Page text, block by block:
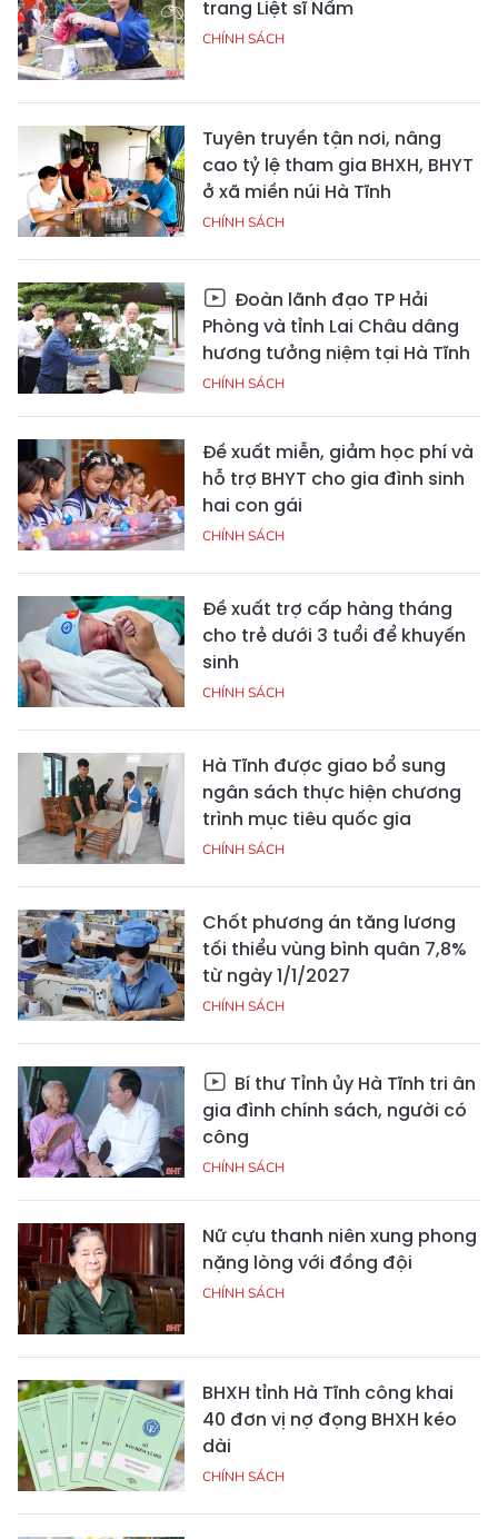
trang Liệt sĩ Nầm
CHÍNH SÁCH
Tuyên truyền tận nơi, nâng
cao tỷ lệ tham gia BHXH, BHYT
ở xã miền núi Hà Tĩnh
CHÍNH SÁCH
Đoàn lãnh đạo TP Hải
Phòng và tỉnh Lai Châu dâng
hương tưởng niệm tại Hà Tĩnh
CHÍNH SÁCH
Đề xuất miễn, giảm học phí và
hỗ trợ BHYT cho gia đình sinh
hai con gái
CHÍNH SÁCH
Đề xuất trợ cấp hàng tháng
cho trẻ dưới 3 tuổi để khuyến
sinh
CHÍNH SÁCH
Hà Tĩnh được giao bổ sung
ngân sách thực hiện chương
trình mục tiêu quốc gia
CHÍNH SÁCH
Chốt phương án tăng lương
tối thiểu vùng bình quân 7,8%
từ ngày 1/1/2027
CHÍNH SÁCH
Bí thư Tỉnh ủy Hà Tĩnh tri ân
gia đình chính sách, người có
công
CHÍNH SÁCH
Nữ cựu thanh niên xung phong
nặng lòng với đồng đội
CHÍNH SÁCH
BHXH tỉnh Hà Tĩnh công khai
40 đơn vị nợ đọng BHXH kéo
dài
CHÍNH SÁCH